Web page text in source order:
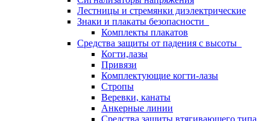
Лестницы и стремянки диэлектрические
Знаки и плакаты безопасности
Комплекты плакатов
Средства защиты от падения с высоты
Когти,лазы
Привязи
Комплектующие когти-лазы
Стропы
Веревки, канаты
Анкерные линии
Средства защиты втягивающего типа